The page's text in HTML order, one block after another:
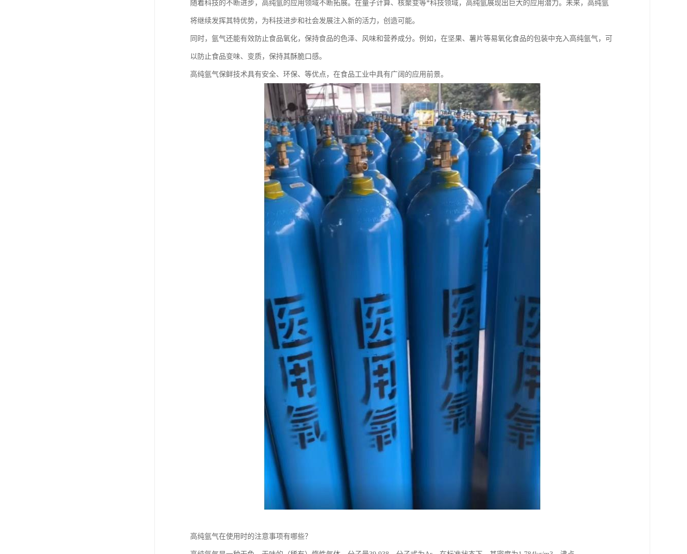
随着科技的不断进步，高纯氩的应用领域不断拓展。在量子计算、核聚变等*科技领域，高纯氩展现出巨大的应用潜力。未来，高纯氩
将继续发挥其特优势，为科技进步和社会发展注入新的活力，创造可能。
同时，氩气还能有效防止食品氧化，保持食品的色泽、风味和营养成分。例如，在坚果、薯片等易氧化食品的包装中充入高纯氩气，可
以防止食品变味、变质，保持其酥脆口感。
高纯氩气保鲜技术具有安全、环保、等优点，在食品工业中具有广阔的应用前景。
高纯氩气在使用时的注意事项有哪些？